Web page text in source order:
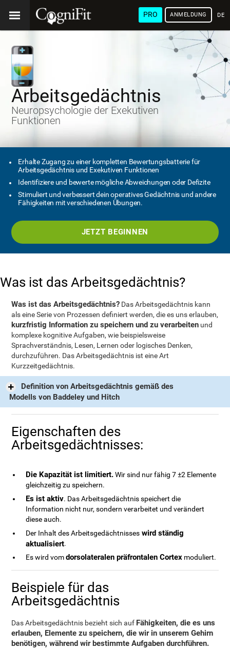
PRO ANMELDUNG
Arbeitsgedächtnis
Neuropsychologie der Exekutiven
Funktionen
Erhalte Zugang zu einer kompletten Bewertungsbatterie für
Arbeitsgedächtnis und Exekutiven Funktionen
Identifiziere und bewerte mögliche Abweichungen oder Defizite
Stimuliert und verbessert dein operatives Gedächtnis und andere
Fähigkeiten mit verschiedenen Übungen.
JETZT BEGINNEN
Was ist das Arbeitsgedächtnis?
Was ist das Arbeitsgedächtnis? Das Arbeitsgedächtnis kann
als eine Serie von Prozessen definiert werden, die es uns erlauben,
kurzfristig Information zu speichern und zu verarbeiten und
komplexe kognitive Aufgaben, wie beispielsweise
Sprachverständnis, Lesen, Lernen oder logisches Denken,
durchzuführen. Das Arbeitsgedächtnis ist eine Art
Kurzzeitgedächtnis.
Definition von Arbeitsgedächtnis gemäß des
Modells von Baddeley und Hitch
Eigenschaften des
Arbeitsgedächtnisses:
Die Kapazität ist limitiert.Wir sind nur fähig 7 ±2 Elemente
gleichzeitig zu speichern.
Es ist aktiv. Das Arbeitsgedächtnis speichert die
Information nicht nur, sondern verarbeitet und verändert
diese auch.
Der Inhalt des Arbeitsgedächtnisses wird ständig
aktualisiert.
Es wird vomdorsolateralen präfrontalen Cortex moduliert.
Beispiele für das
Arbeitsgedächtnis
Das Arbeitsgedächtnis bezieht sich auf Fähigkeiten, die es uns
erlauben, Elemente zu speichern, die wir in unserem Gehirn
benötigen, während wir bestimmte Aufgaben durchführen.